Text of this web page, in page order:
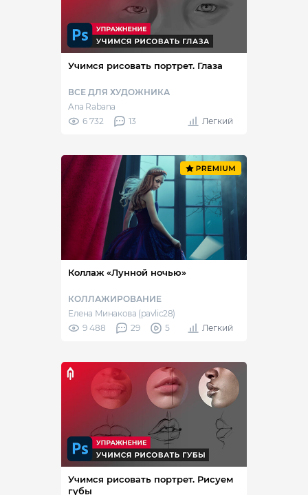
Учимся рисовать портрет. Глаза
ВСЕ ДЛЯ ХУДОЖНИКА
Ana Rabana
6 732
13 Легкий
Коллаж «Лунной ночью»
КОЛЛАЖИРОВАНИЕ
Елена Минакова (pavlic28)
9 488
29 5 Легкий
Учимся рисовать портрет. Рисуем
губы